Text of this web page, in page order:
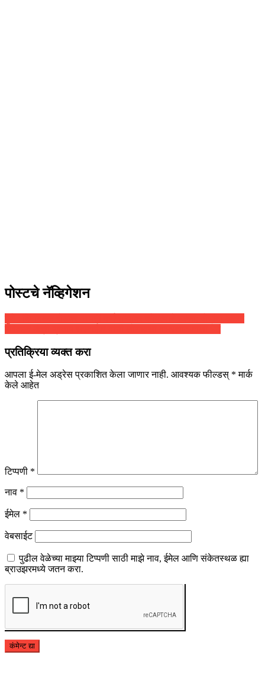
पोस्टचे नॅव्हिगेशन
प्रतिक्रिया व्यक्त करा
आपला ई-मेल अड्रेस प्रकाशित केला जाणार नाही. आवश्यक फील्डस् * मार्क
केले आहेत
टिप्पणी *
नाव *
ईमेल *
वेबसाईट
पुढील वेळेच्या माझ्या टिप्पणी साठी माझे नाव, ईमेल आणि संकेतस्थळ ह्या
ब्राउझरमध्ये जतन करा.